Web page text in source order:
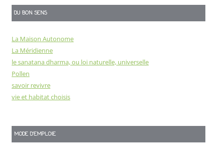
DU BON SENS
La Maison Autonome
La Méridienne
le sanatana dharma, ou loi naturelle, universelle
Pollen
savoir revivre
vie et habitat choisis
MODE D'EMPLOIE